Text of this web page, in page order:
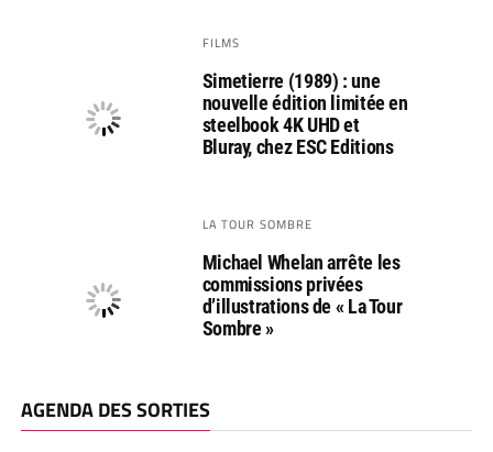
FILMS
Simetierre (1989) : une
nouvelle édition limitée en
steelbook 4K UHD et
Bluray, chez ESC Editions
LA TOUR SOMBRE
Michael Whelan arrête les
commissions privées
d’illustrations de « La Tour
Sombre »
AGENDA DES SORTIES